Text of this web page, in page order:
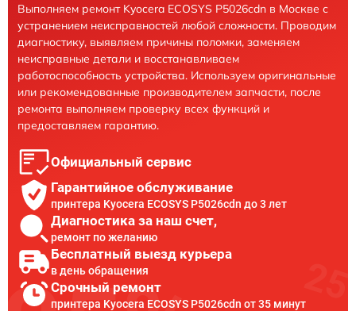
Выполняем ремонт Kyocera ECOSYS P5026cdn в Москве с
устранением неисправностей любой сложности. Проводим
диагностику, выявляем причины поломки, заменяем
неисправные детали и восстанавливаем
работоспособность устройства. Используем оригинальные
или рекомендованные производителем запчасти, после
ремонта выполняем проверку всех функций и
предоставляем гарантию.
Официальный сервис
Гарантийное обслуживание
принтера Kyocera ECOSYS P5026cdn до 3 лет
Диагностика за наш счет,
ремонт по желанию
Бесплатный выезд курьера
в день обращения
Срочный ремонт
принтера Kyocera ECOSYS P5026cdn от 35 минут